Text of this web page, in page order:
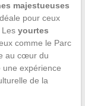
majestueuses
pour ceux
Les yourtes
comme le Parc
au cœur du
une expérience
de la